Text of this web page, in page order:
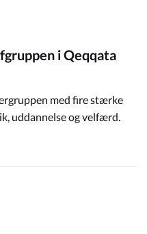
i Qeqqata
med fire stærke
uddannelse og velfærd.